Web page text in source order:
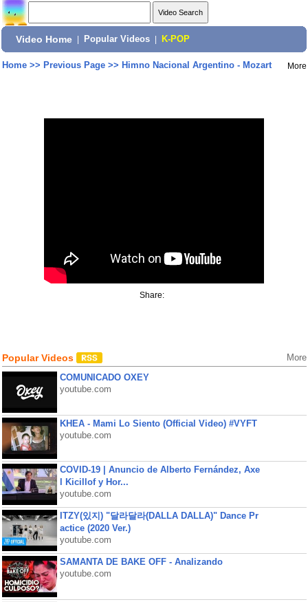
Video Home Popular Videos K-POP
Home>> Previous Page>> Himno Nacional Argentino - Mozart More
Share:
Popular Videos More
COMUNICADO OXEY
youtube.com
KHEA - Mami Lo Siento (Official Video) #VYFT
youtube.com
COVID-19 | Anuncio de Alberto Fernández, Axe
l Kicillof y Hor...
youtube.com
ITZY(있지) "달라달라(DALLA DALLA)" Dance Pr
actice (2020 Ver.)
youtube.com
SAMANTA DE BAKE OFF - Analizando
youtube.com